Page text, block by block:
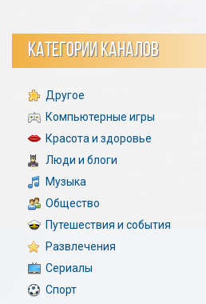
КАТЕГОРИИ КАНАЛОВ
Другое
Компьютерные игры
Красота и здоровье
Люди и блоги
Музыка
Общество
Путешествия и события
Развлечения
Сериалы
Спорт